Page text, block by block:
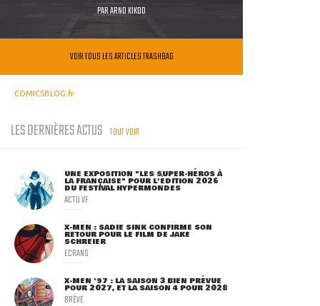
PARARNO KIKOO
VOIR TOUS LES ARTICLES TRASHBAG
COMICSBLOG.fr
LES DERNIÈRES ACTUS TOUT VOIR
UNE EXPOSITION "LES SUPER-HÉROS À
LA FRANÇAISE" POUR L'ÉDITION 2026
DU FESTIVAL HYPERMONDES
ACTU VF
X-MEN : SADIE SINK CONFIRME SON
RETOUR POUR LE FILM DE JAKE
SCHREIER
ECRANS
X-MEN '97 : LA SAISON 3 BIEN PRÉVUE
POUR 2027, ET LA SAISON 4 POUR 2028
BRÈVE